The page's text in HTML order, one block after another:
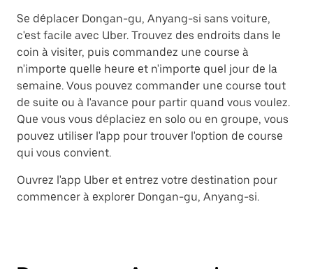
Se déplacer Dongan-gu, Anyang-si sans voiture,
c'est facile avec Uber. Trouvez des endroits dans le
coin à visiter, puis commandez une course à
n'importe quelle heure et n'importe quel jour de la
semaine. Vous pouvez commander une course tout
de suite ou à l'avance pour partir quand vous voulez.
Que vous vous déplaciez en solo ou en groupe, vous
pouvez utiliser l'app pour trouver l'option de course
qui vous convient.
Ouvrez l'app Uber et entrez votre destination pour
commencer à explorer Dongan-gu, Anyang-si.